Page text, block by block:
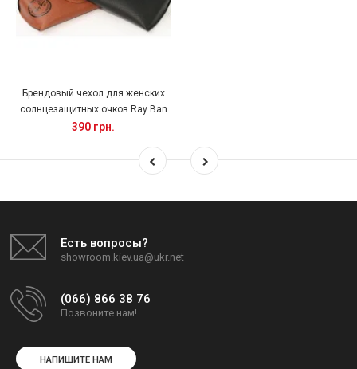
Брендовый чехол для женских
солнцезащитных очков Ray Ban
390 грн.
Есть вопросы?
showroom.kiev.ua@ukr.net
(066) 866 38 76
Позвоните нам!
НАПИШИТЕ НАМ